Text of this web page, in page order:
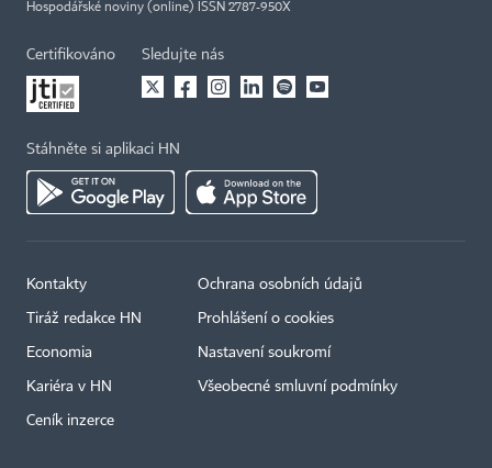
Hospodářské noviny (online) ISSN 2787-950X
Certifikováno Sledujte nás
Stáhněte si aplikaci HN
Kontakty
Tiráž redakce HN
Economia
Kariéra v HN
Ceník inzerce
Ochrana osobních údajů
Prohlášení o cookies
Nastavení soukromí
Všeobecné smluvní podmínky